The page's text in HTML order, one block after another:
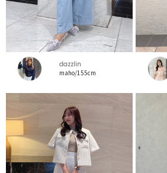
dazzlin
maho/155cm